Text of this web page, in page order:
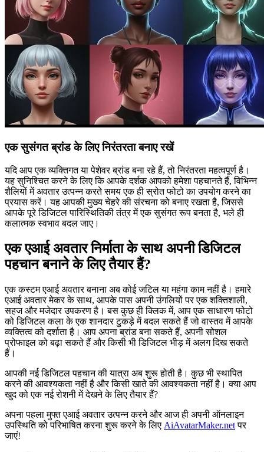
एक सुसंगत ब्रांड के लिए निरंतरता बनाए रखें
यदि आप एक व्यक्तिगत या पेशेवर ब्रांड बना रहे हैं, तो निरंतरता महत्वपूर्ण है।
यह सुनिश्चित करने के लिए कि आपके दर्शक आपको हमेशा पहचानते हैं, विभिन्न
शैलियों में अवतार उत्पन्न करते समय एक ही स्रोत फोटो का उपयोग करने का
प्रयास करें। यह आपकी मुख्य चेहरे की संरचना को बनाए रखता है, जिससे
आपके पूरे डिजिटल पारिस्थितिकी तंत्र में एक सुसंगत रूप बनता है, भले ही
कलात्मक स्वभाव बदल जाए।
एक एआई अवतार निर्माता के साथ अपनी डिजिटल
पहचान बनाने के लिए तैयार हैं?
एक कस्टम एआई अवतार बनाना अब कोई जटिल या महंगा काम नहीं है। हमारे
एआई अवतार मेकर के साथ, आपके पास अपनी उंगलियों पर एक शक्तिशाली,
सहज और मजेदार उपकरण है। बस कुछ ही क्लिक में, आप एक साधारण फोटो
को डिजिटल कला के एक शानदार टुकड़े में बदल सकते हैं जो वास्तव में आपके
व्यक्तित्व को दर्शाता है। आप अपना ब्रांड बना सकते हैं, अपनी सोशल
प्रोफाइल को बढ़ा सकते हैं और किसी भी डिजिटल भीड़ में अलग दिख सकते
हैं।
आपकी नई डिजिटल पहचान की यात्रा अब शुरू होती है। कुछ भी स्थापित
करने की आवश्यकता नहीं है और किसी खाते की आवश्यकता नहीं है। क्या आप
खुद को एक नई रोशनी में देखने के लिए तैयार हैं?
अपना पहला मुफ्त एआई अवतार उत्पन्न करने और आज ही अपनी ऑनलाइन
उपस्थिति को परिभाषित करना शुरू करने के लिए AiAvatarMaker.netपर
जाएं!